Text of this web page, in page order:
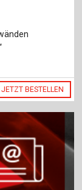
BESTELLEN